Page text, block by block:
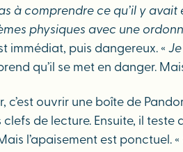
à comprendre ce qu’il y avait
physiques avec une
immédiat, puis dangereux. «
qu’il se met en danger.
ouvrir une boîte de
de lecture. Ensuite, il
l’apaisement est ponctuel. «